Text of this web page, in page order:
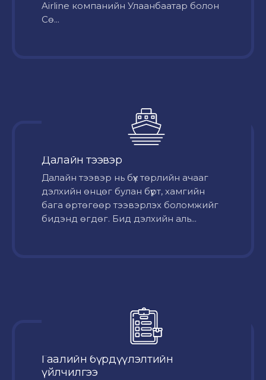
Airline компанийн Улаанбаатар болон
Сө...
Далайн тээвэр
Далайн тээвэр нь бүх төрлийн ачааг
дэлхийн өнцөг булан бүрт, хамгийн
бага өртөгөөр тээвэрлэх боломжийг
бидэнд өгдөг. Бид дэлхийн аль...
Гаалийн бүрдүүлэлтийн
үйлчилгээ